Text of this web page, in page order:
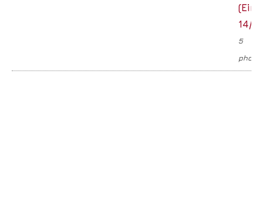
14/
5
photos